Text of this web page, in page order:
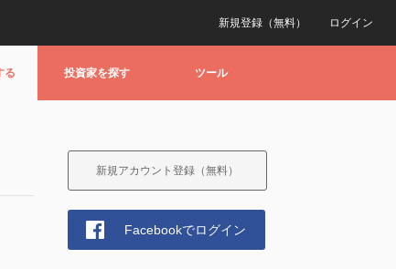
ログイン
新規登録（無料）
る 投資家を探す ツール
新規アカウント登録（無料）
Facebookでログイン